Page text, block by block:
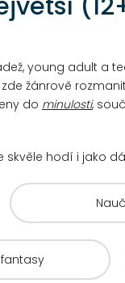
young adult a
žánrově
do minulosti,
skvěle hodí i jako